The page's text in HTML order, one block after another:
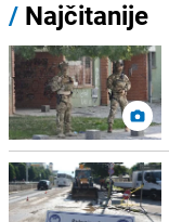
/ Najčitanije